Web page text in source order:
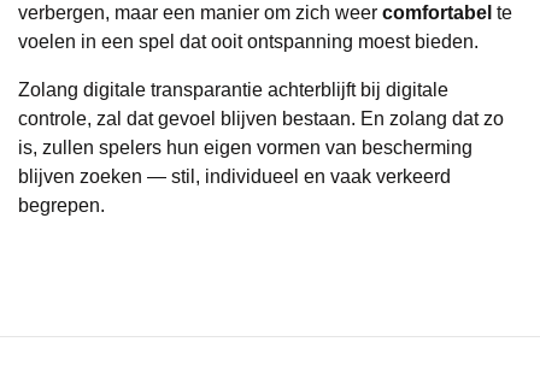
verbergen, maar een manier om zich weer comfortabel te
voelen in een spel dat ooit ontspanning moest bieden.
Zolang digitale transparantie achterblijft bij digitale
controle, zal dat gevoel blijven bestaan. En zolang dat zo
is, zullen spelers hun eigen vormen van bescherming
blijven zoeken — stil, individueel en vaak verkeerd
begrepen.